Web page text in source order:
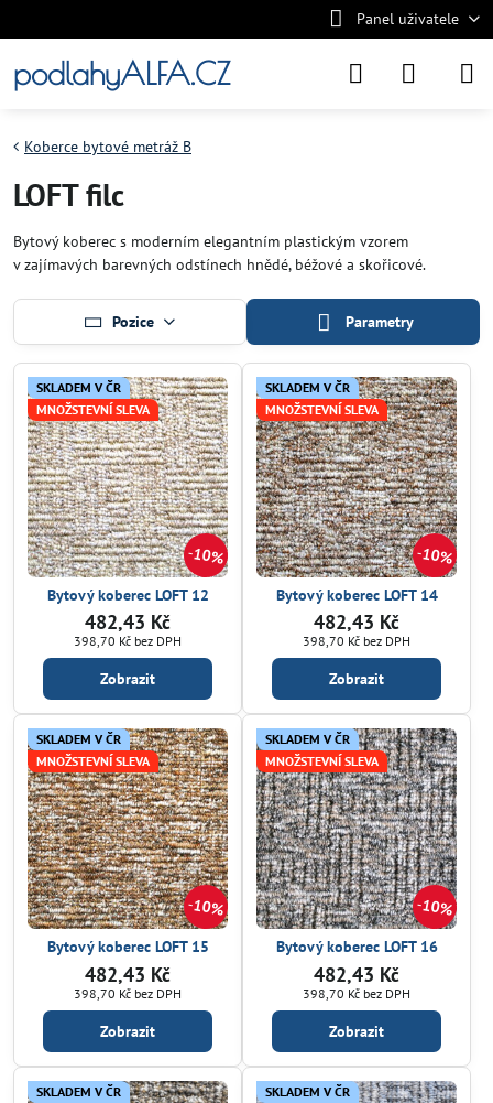
Panel uživatele
podlahyALFA.CZ
Koberce bytové metráž B
LOFT filc
Bytový koberec s moderním elegantním plastickým vzorem
v zajímavých barevných odstínech hnědé, béžové a skořicové.
Pozice Parametry
10%
SKLADEM V ČR
MNOŽSTEVNÍ SLEVA
Bytový koberec LOFT 12
482,43 Kč
398,70 Kč bez DPH
Zobrazit
10%
SKLADEM V ČR
MNOŽSTEVNÍ SLEVA
Bytový koberec LOFT 14
482,43 Kč
398,70 Kč bez DPH
Zobrazit
10%
SKLADEM V ČR
MNOŽSTEVNÍ SLEVA
Bytový koberec LOFT 15
482,43 Kč
398,70 Kč bez DPH
Zobrazit
10%
SKLADEM V ČR
MNOŽSTEVNÍ SLEVA
Bytový koberec LOFT 16
482,43 Kč
398,70 Kč bez DPH
Zobrazit
SKLADEM V ČR
SKLADEM V ČR